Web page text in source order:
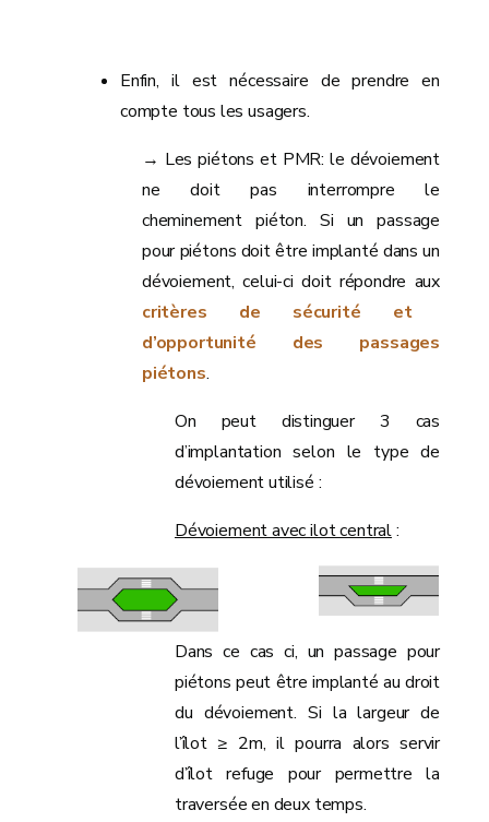
Enfin, il est nécessaire de prendre en
compte tous les usagers.
→ Les piétons et PMR: le dévoiement
ne doit pas interrompre le
cheminement piéton. Si un passage
pour piétons doit être implanté dans un
dévoiement, celui-ci doit répondre aux
critères de sécurité et
d’opportunité des passages
piétons.
On peut distinguer 3 cas
d’implantation selon le type de
dévoiement utilisé :
Dévoiement avec ilot central:
Dans ce cas ci, un passage pour
piétons peut être implanté au droit
du dévoiement. Si la largeur de
l’îlot ≥ 2m, il pourra alors servir
d’îlot refuge pour permettre la
traversée en deux temps.